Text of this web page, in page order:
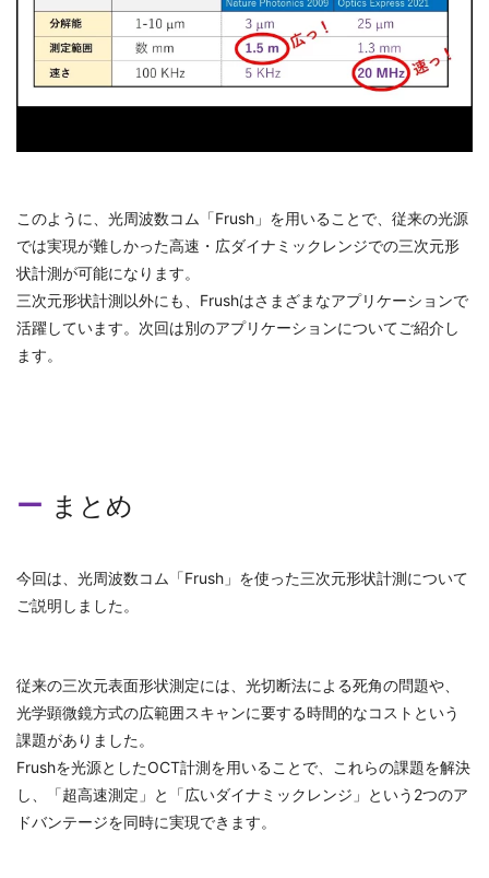
このように、光周波数コム「Frush」を用いることで、従来の光源
では実現が難しかった高速・広ダイナミックレンジでの三次元形
状計測が可能になります。
三次元形状計測以外にも、Frushはさまざまなアプリケーションで
活躍しています。次回は別のアプリケーションについてご紹介し
ます。
まとめ
今回は、光周波数コム「Frush」を使った三次元形状計測について
ご説明しました。
従来の三次元表面形状測定には、光切断法による死角の問題や、
光学顕微鏡方式の広範囲スキャンに要する時間的なコストという
課題がありました。
Frushを光源としたOCT計測を用いることで、これらの課題を解決
し、「超高速測定」と「広いダイナミックレンジ」という2つのア
ドバンテージを同時に実現できます。